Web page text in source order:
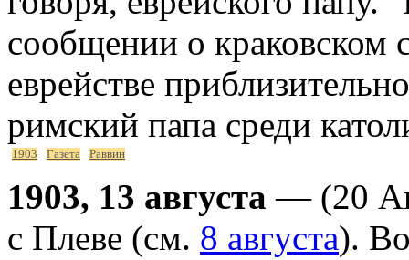
сообщении о краковском
еврействе
римский папа среди
1903 Газета Раввин
1903, 13 августа — (20
с Плеве (см. 8 августа).